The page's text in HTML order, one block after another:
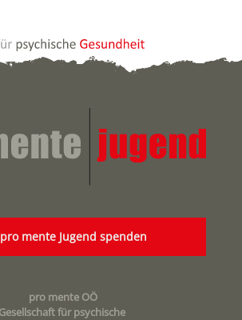
mente Jugend spenden
pro mente OÖ
Gesellschaft für psychische